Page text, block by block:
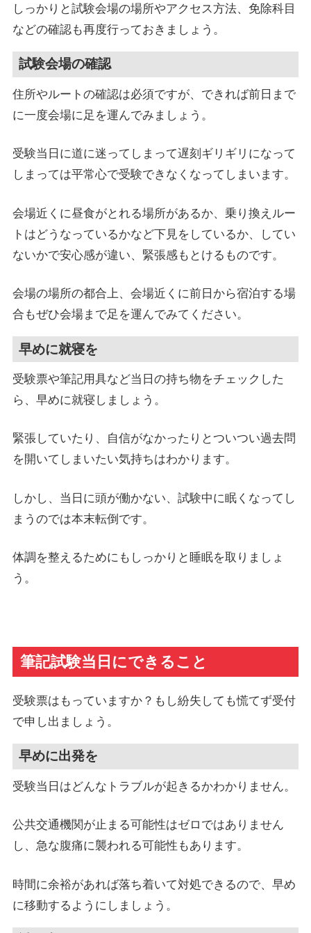
しっかりと試験会場の場所やアクセス方法、免除科目
などの確認も再度行っておきましょう。
試験会場の確認
住所やルートの確認は必須ですが、できれば前日まで
に一度会場に足を運んでみましょう。
受験当日に道に迷ってしまって遅刻ギリギリになって
しまっては平常心で受験できなくなってしまいます。
会場近くに昼食がとれる場所があるか、乗り換えルー
トはどうなっているかなど下見をしているか、してい
ないかで安心感が違い、緊張感もとけるものです。
会場の場所の都合上、会場近くに前日から宿泊する場
合もぜひ会場まで足を運んでみてください。
早めに就寝を
受験票や筆記用具など当日の持ち物をチェックした
ら、早めに就寝しましょう。
緊張していたり、自信がなかったりとついつい過去問
を開いてしまいたい気持ちはわかります。
しかし、当日に頭が働かない、試験中に眠くなってし
まうのでは本末転倒です。
体調を整えるためにもしっかりと睡眠を取りましょ
う。
筆記試験当日にできること
受験票はもっていますか？もし紛失しても慌てず受付
で申し出ましょう。
早めに出発を
受験当日はどんなトラブルが起きるかわかりません。
公共交通機関が止まる可能性はゼロではありません
し、急な腹痛に襲われる可能性もあります。
時間に余裕があれば落ち着いて対処できるので、早め
に移動するようにしましょう。